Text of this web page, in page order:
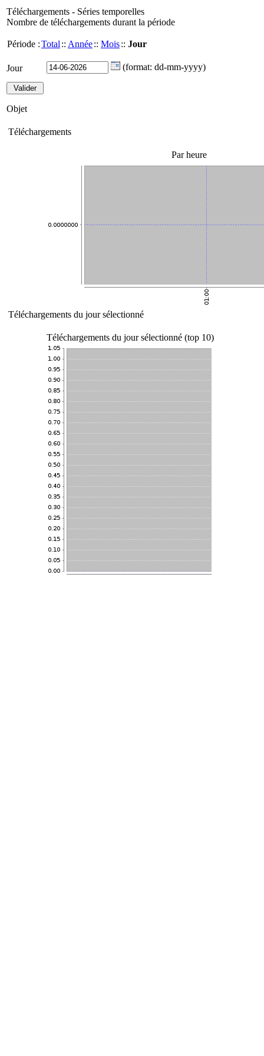
Téléchargements - Séries temporelles
Nombre de téléchargements durant la période
Période :Total :: Année:: Mois:: Jour
Jour (format: dd-mm-yyyy)
Objet
Téléchargements
Par heure
Téléchargements du jour sélectionné
Téléchargements du jour sélectionné (top 10)